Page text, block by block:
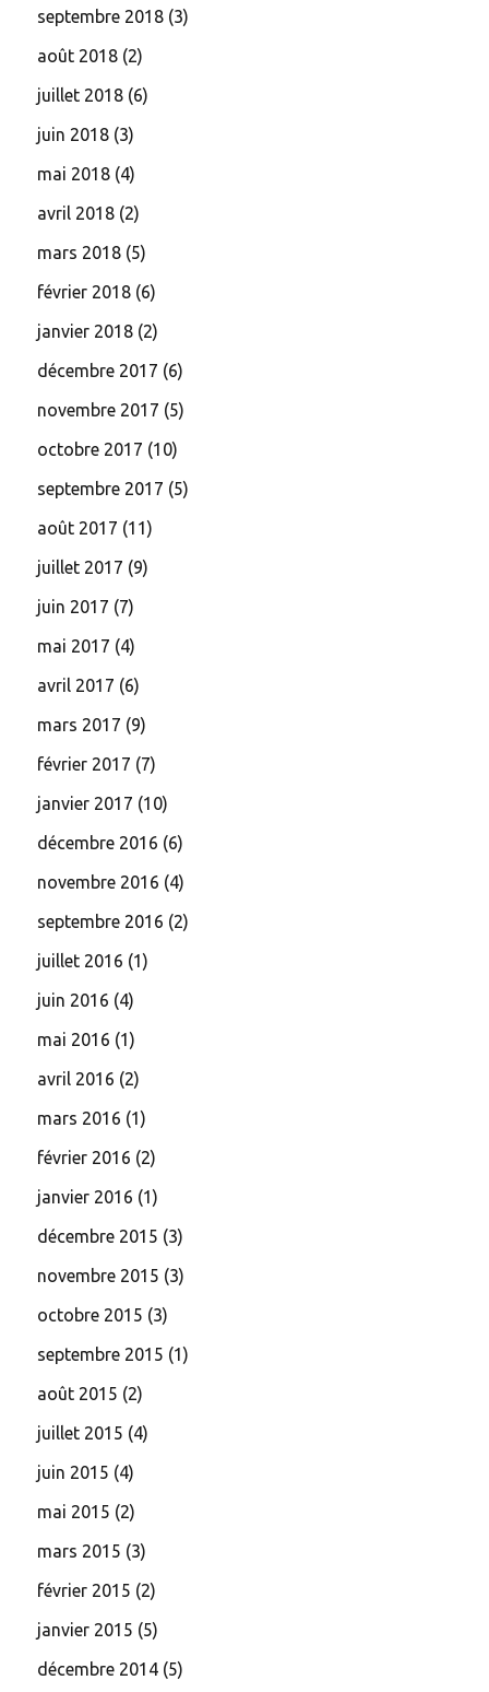
septembre 2018 (3)
août 2018 (2)
juillet 2018 (6)
juin 2018 (3)
mai 2018 (4)
avril 2018 (2)
mars 2018 (5)
février 2018 (6)
janvier 2018 (2)
décembre 2017 (6)
novembre 2017 (5)
octobre 2017 (10)
septembre 2017 (5)
août 2017 (11)
juillet 2017 (9)
juin 2017 (7)
mai 2017 (4)
avril 2017 (6)
mars 2017 (9)
février 2017 (7)
janvier 2017 (10)
décembre 2016 (6)
novembre 2016 (4)
septembre 2016 (2)
juillet 2016 (1)
juin 2016 (4)
mai 2016 (1)
avril 2016 (2)
mars 2016 (1)
février 2016 (2)
janvier 2016 (1)
décembre 2015 (3)
novembre 2015 (3)
octobre 2015 (3)
septembre 2015 (1)
août 2015 (2)
juillet 2015 (4)
juin 2015 (4)
mai 2015 (2)
mars 2015 (3)
février 2015 (2)
janvier 2015 (5)
décembre 2014 (5)